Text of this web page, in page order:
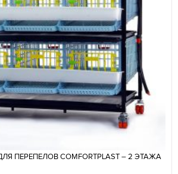
ПЕРЕПЕЛОВ COMFORTPLAST – 2 ЭТАЖА